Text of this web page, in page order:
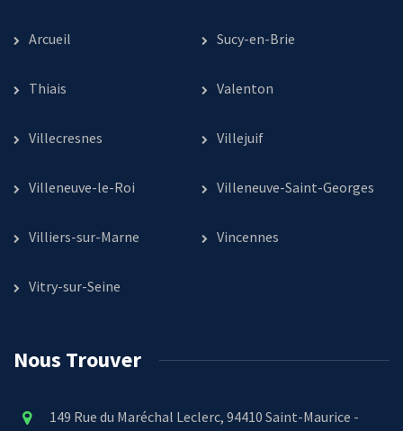
Arcueil Sucy-en-Brie
Thiais Valenton
Villecresnes Villejuif
Villeneuve-le-Roi Villeneuve-Saint-Georges
Villiers-sur-Marne Vincennes
Vitry-sur-Seine
Nous Trouver
149 Rue du Maréchal Leclerc, 94410 Saint-Maurice -